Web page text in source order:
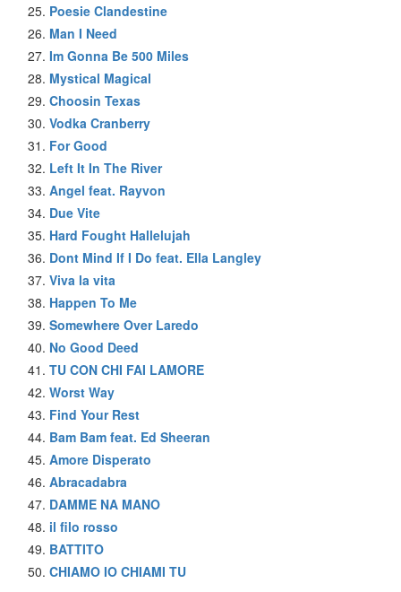
Poesie Clandestine
Man I Need
Im Gonna Be 500 Miles
Mystical Magical
Choosin Texas
Vodka Cranberry
For Good
Left It In The River
Angel feat. Rayvon
Due Vite
Hard Fought Hallelujah
Dont Mind If I Do feat. Ella Langley
Viva la vita
Happen To Me
Somewhere Over Laredo
No Good Deed
TU CON CHI FAI LAMORE
Worst Way
Find Your Rest
Bam Bam feat. Ed Sheeran
Amore Disperato
Abracadabra
DAMME NA MANO
il filo rosso
BATTITO
CHIAMO IO CHIAMI TU